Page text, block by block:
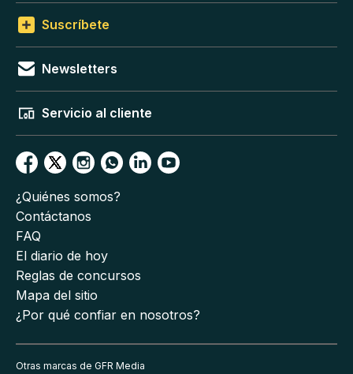
Suscríbete
Newsletters
Servicio al cliente
¿Quiénes somos?
Contáctanos
FAQ
El diario de hoy
Reglas de concursos
Mapa del sitio
¿Por qué confiar en nosotros?
Otras marcas de GFR Media